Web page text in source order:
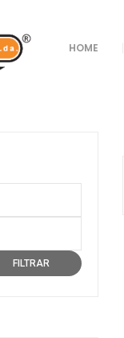
HOME
/ Beleza
FILTRAR